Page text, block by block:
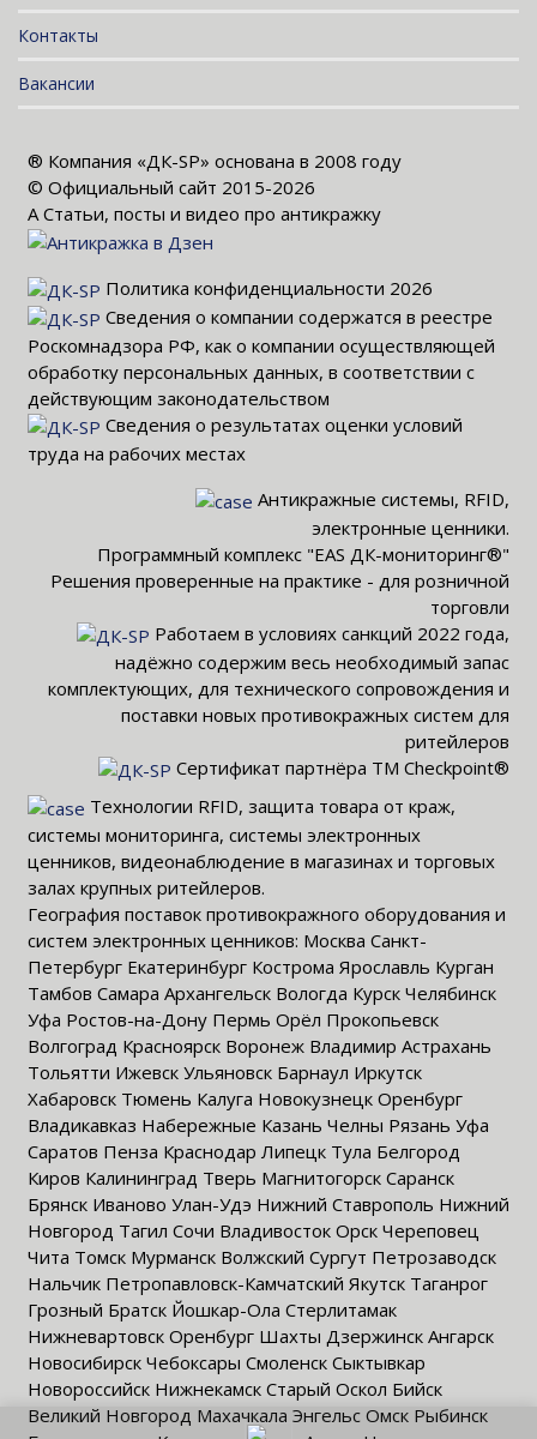
Контакты
Вакансии
® Компания «ДК-SP» основана в 2008 году
© Официальный сайт 2015-2026
Α Статьи, посты и видео про антикражку
Политика конфиденциальности 2026
Сведения о компании содержатся в реестре
Роскомнадзора РФ, как о компании осуществляющей
обработку персональных данных, в соответствии с
действующим законодательством
Сведения о результатах оценки условий
труда на рабочих местах
Антикражные системы, RFID,
электронные ценники.
Программный комплекс "EAS ДК-мониторинг®"
Решения проверенные на практике - для розничной
торговли
Работаем в условиях санкций 2022 года,
надёжно содержим весь необходимый запас
комплектующих, для технического сопровождения и
поставки новых противокражных систем для
ритейлеров
Сертификат партнёра TM Checkpoint®
Технологии RFID, защита товара от краж,
системы мониторинга, системы электронных
ценников, видеонаблюдение в магазинах и торговых
залах крупных ритейлеров.
География поставок противокражного оборудования и
систем электронных ценников: Москва Санкт-
Петербург Екатеринбург Кострома Ярославль Курган
Тамбов Самара Архангельск Вологда Курск Челябинск
Уфа Ростов-на-Дону Пермь Орёл Прокопьевск
Волгоград Красноярск Воронеж Владимир Астрахань
Тольятти Ижевск Ульяновск Барнаул Иркутск
Хабаровск Тюмень Калуга Новокузнецк Оренбург
Владикавказ Набережные Казань Челны Рязань Уфа
Саратов Пенза Краснодар Липецк Тула Белгород
Киров Калининград Тверь Магнитогорск Саранск
Брянск Иваново Улан-Удэ Нижний Ставрополь Нижний
Новгород Тагил Сочи Владивосток Орск Череповец
Чита Томск Мурманск Волжский Сургут Петрозаводск
Нальчик Петропавловск-Камчатский Якутск Таганрог
Грозный Братск Йошкар-Ола Стерлитамак
Нижневартовск Оренбург Шахты Дзержинск Ангарск
Новосибирск Чебоксары Смоленск Сыктывкар
Новороссийск Нижнекамск Старый Оскол Бийск
Великий Новгород Махачкала Энгельс Омск Рыбинск